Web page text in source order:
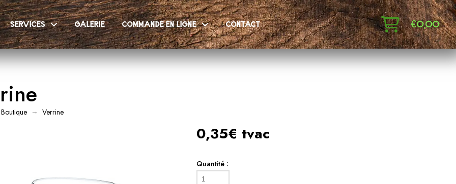
services galerie commande en ligne contact €0,00
Boutique → Verrine
0,35€ tvac
Quantité :
quantité